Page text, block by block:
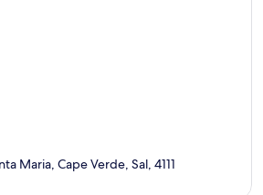
Maria, Cape Verde, Sal, 4111